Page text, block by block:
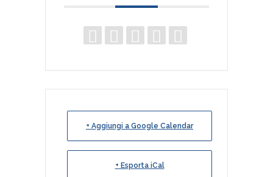
+ Aggiungi a Google Calendar
+ Esporta iCal